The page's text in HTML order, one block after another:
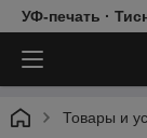
УФ-печать ·
Товары и